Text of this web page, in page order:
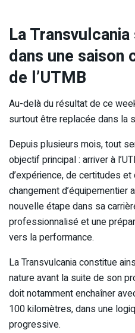
La
dans une
de l’UTMB
Au-delà du résultat de ce
surtout être replacée dans la
Depuis plusieurs mois, tout
objectif principal : arriver à
d’expérience, de certitudes
changement d’équipementier
nouvelle étape dans sa
professionnalisé et une
vers la performance.
La Transvulcania constitue
nature avant la suite de son
doit notamment enchaîner
100 kilomètres, dans une
progressive.